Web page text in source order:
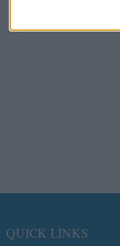
QUICK LINKS